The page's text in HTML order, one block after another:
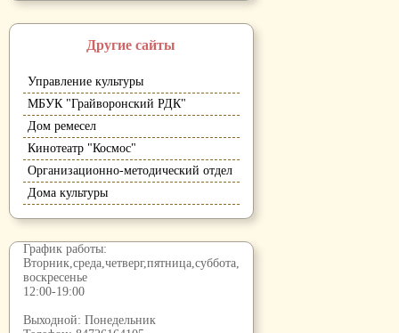
Другие сайты
Управление культуры
МБУК "Грайворонский РДК"
Дом ремесел
Кинотеатр "Космос"
Организационно-методический отдел
Дома культуры
График работы:
Вторник,среда,четверг,пятница,суббота,
воскресенье
12:00-19:00
Выходной: Понедельник